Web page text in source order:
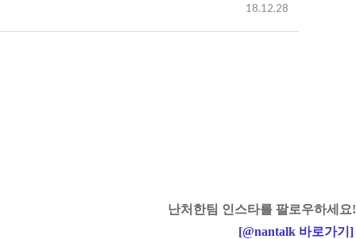
18.12.28
난처한팀 인스타를 팔로우하세요!
[@nantalk 바로가기 ]